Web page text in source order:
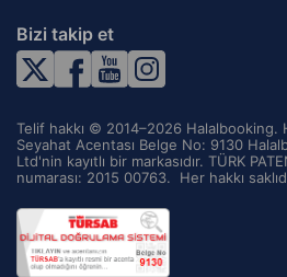
Bizi takip et
Telif hakkı © 2014–2026 Halalbooking.
Seyahat Acentası Belge No: 9130
Ltd'nin kayıtlı bir markasıdır. TÜRK
numarası: 2015 00763. ‌ Her hakkı